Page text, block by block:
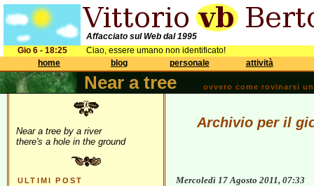
Affacciato sul Web dal 1995
Gio 6 - 18:25
Ciao, essere umano non identificato!
home
blog personale attività
Near a tree ovvero come rovinarsi
Near a tree by a river
there's a hole in the ground
ULTIMI POST
Archivio per il
Mercoledì 17 Agosto 2011, 07:33